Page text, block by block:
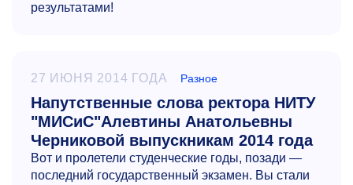
результатами!
27 ИЮНЯ 2014 ГОДА Разное
Напутственные слова ректора НИТУ
"МИСиС"Алевтины Анатольевны
Черниковой выпускникам 2014 года
Вот и пролетели студенческие годы, позади —
последний государственный экзамен. Вы стали